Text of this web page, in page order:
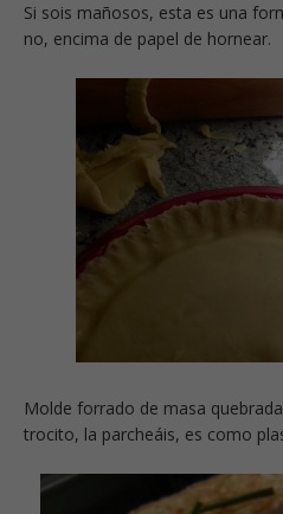
Si sois mañosos, esta es una
no, encima de papel de hornear.
Molde forrado de masa
trocito, la parcheáis, es como